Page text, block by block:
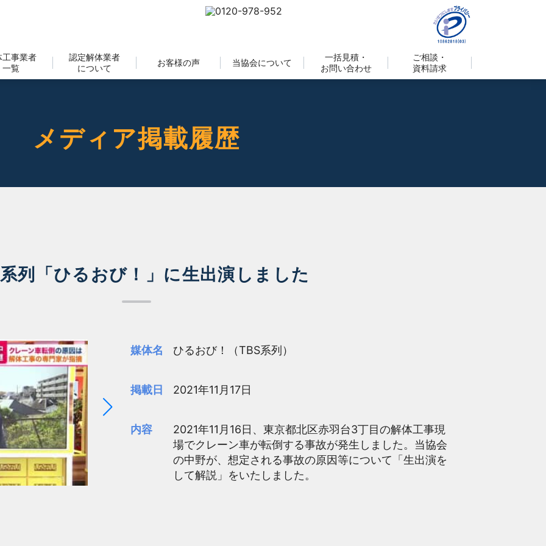
工事業者
一覧
認定解体業者
について
お客様の声 当協会について
一括見積・
お問い合わせ
ご相談・
資料請求
メディア掲載履歴
列「ひるおび！」に生出演しました
媒体名 ひるおび！（TBS系列）
掲載日 2021年11月17日
内容
2021年11月16日、東京都北区赤羽台3丁目の解体工事現
場でクレーン車が転倒する事故が発生しました。当協会
の中野が、想定される事故の原因等について「生出演を
して解説」をいたしました。